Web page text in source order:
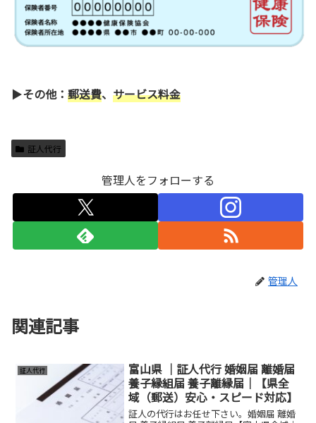
▶その他： 郵送費、 サービス料金
証人代行
管理人をフォローする
管理人
関連記事
証人代行
富山県 ｜証人代行 婚姻届 離婚届
養子縁組届 養子離縁届｜【県全
域（郵送）安心・スピード対応】
証人の代行はお任せ下さい。婚姻届 離婚